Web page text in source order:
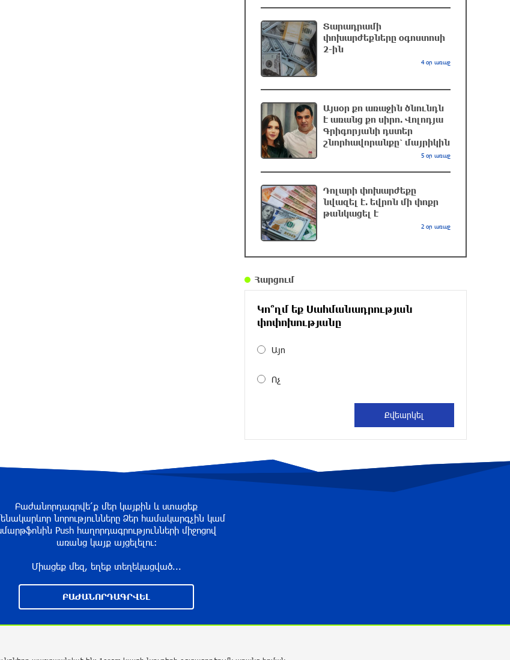
Լոնդոնի կենտրոնում զինված անձը
դանակով հարձակում է գործել. 4
վիրավոր կա
Ռուսական ԱԹՍ-ներ արտադրող
ընկերության ղեկավարի դեմ
մահափորձ է կատարվել
2 ժամ առաջ
4 մեդալ՝ մաթեմատիկական
օլիմպիադայում
3 ժամ առաջ
Պեղումներ և նոր բացահայտում Հին
Խնձորեսկում
Սալահը կարիերան կշարունակի
Նոր հաղորդագրություն՝ Wildberries-ից․
ի՞նչ են ասում ընկերությունից
Ծովագյուղում ապօրինի պահվող
Տարադրամի
փոխարժեքները օգոստոսի
2-ին
4 օր առաջ
Այսօր քո առաջին ծնունդն
է առանց քո սիրո. Վոլոդյա
Գրիգորյանի դստեր
շնորհավորանքը՝ մայրիկին
5 օր առաջ
Դոլարի փոխարժեքը
նվազել է. եվրոն մի փոքր
թանկացել է
2 օր առաջ
Հարցում
Կո՞ղմ եք Սահմանադրության
փոփոխությանը
Այո
Ոչ
Բաժանորդագրվե՛ք մեր կայքին և ստացեք
նորությունները Ձեր համակարգչին կամ
Push հաղորդագրությունների միջոցով
առանց կայք այցելելու։
Միացեք մեզ, եղեք տեղեկացված...
ԲԱԺԱՆՈՐԴԱԳՐՎԵԼ